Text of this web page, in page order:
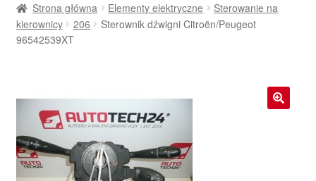
Dostawa
Moje konto
O nas
Strona główna Elementy elektryczne
Sterowanie na
kierownicy
206
Sterownik dźwigni Citroën/Peugeot
96542539XT